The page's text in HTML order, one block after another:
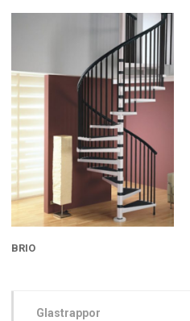
BRIO
Glastrappor